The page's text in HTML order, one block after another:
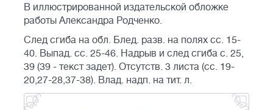
В иллюстрированной издательской обложке
работы Александра Родченко.
След сгиба на обл. Блед. разв. на полях сс. 15-
40. Выпад. сс. 25-46. Надрыв и след сгиба с. 25,
39 (39 - текст задет). Отсутств. 3 листа (сс. 19-
20,27-28,37-38). Влад. надп. на тит. л.